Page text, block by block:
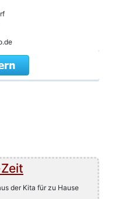
der Kita für zu Hause